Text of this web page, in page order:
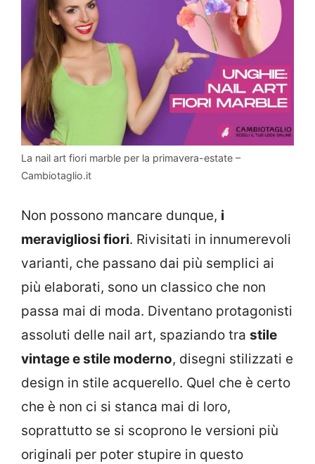
La nail art fiori marble per la primavera-estate –
Cambiotaglio.it
Non possono mancare dunque, i
meravigliosi fiori. Rivisitati in innumerevoli
varianti, che passano dai più semplici ai
più elaborati, sono un classico che non
passa mai di moda. Diventano protagonisti
assoluti delle nail art, spaziando tra stile
vintage e stile moderno, disegni stilizzati e
design in stile acquerello. Quel che è certo
che è non ci si stanca mai di loro,
soprattutto se si scoprono le versioni più
originali per poter stupire in questo